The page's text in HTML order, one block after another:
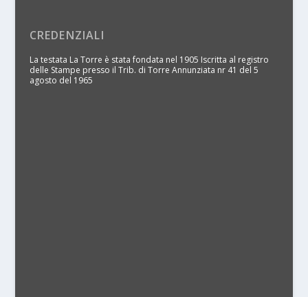
CREDENZIALI
La testata La Torre è stata fondata nel 1905 Iscritta al registro
delle Stampe presso il Trib. di Torre Annunziata nr 41 del 5
agosto del 1965